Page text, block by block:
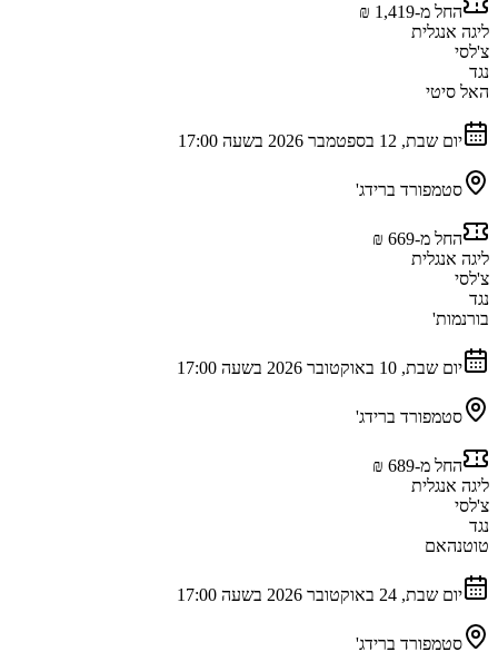
החל מ-‏1,419 ‏₪
ליגה אנגלית
צ'לסי
נגד
האל סיטי
יום שבת, 12 בספטמבר 2026 בשעה 17:00
סטמפורד ברידג'
החל מ-‏669 ‏₪
ליגה אנגלית
צ'לסי
נגד
בורנמות'
יום שבת, 10 באוקטובר 2026 בשעה 17:00
סטמפורד ברידג'
החל מ-‏689 ‏₪
ליגה אנגלית
צ'לסי
נגד
טוטנהאם
יום שבת, 24 באוקטובר 2026 בשעה 17:00
סטמפורד ברידג'